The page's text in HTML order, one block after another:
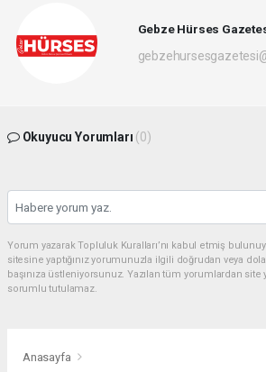
Gebze Hürses
Okuyucu Yorumları (0)
Yorum yazarak Topluluk Kuralları’nı kabul etmiş
sitesine yaptığınız yorumunuzla ilgili doğrudan veya
başınıza üstleniyorsunuz. Yazılan tüm yorumlardan
sorumlu tutulamaz.
Anasayfa